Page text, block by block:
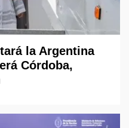
la Argentina
Córdoba,